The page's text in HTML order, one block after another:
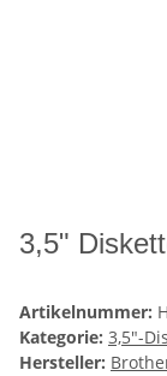
3,5"
Artikelnummer:
Kategorie: 3,5"-
Hersteller: